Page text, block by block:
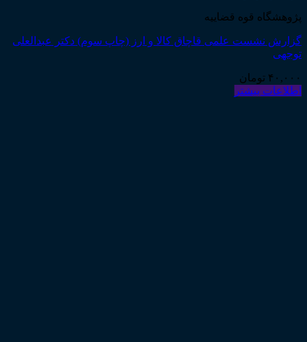
پژوهشگاه قوه قضاییه
گزارش نشست علمی قاچاق کالا و ارز (چاپ سوم) دکتر عبدالعلی
توجهی
۴۰,۰۰۰ تومان
اطلاعات بیشتر